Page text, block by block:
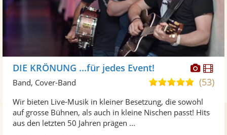
Fotos
DIE KRÖNUNG ...für jedes Event!
4,9
5
(53)
Band, Cover-Band
Wir bieten Live-Musik in kleiner Besetzung, die sowohl
auf grosse Bühnen, als auch in kleine Nischen passt! Hits
aus den letzten 50 Jahren prägen ...